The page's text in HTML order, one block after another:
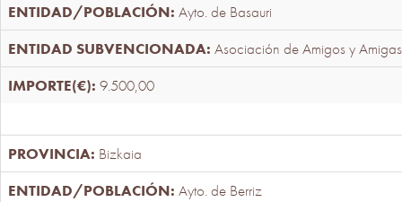
Ayto. de Basauri
Asociación de Amigos y
9.500,00
Bizkaia
Ayto. de Berriz